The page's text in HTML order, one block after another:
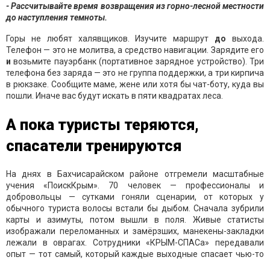
- Рассчитывайте время возвращения из горно-лесной местности
до наступления темноты.
Горы не любят халявщиков. Изучите маршрут до выхода.
Телефон — это не молитва, а средство навигации. Зарядите его
и возьмите пауэрбанк (портативное зарядное устройство). Три
телефона без заряда — это не группа поддержки, а три кирпича
в рюкзаке. Сообщите маме, жене или хотя бы чат-боту, куда вы
пошли. Иначе вас будут искать в пяти квадратах леса.
А пока туристы теряются,
спасатели тренируются
На днях в Бахчисарайском районе отгремели масштабные
учения «ПоискКрым». 70 человек — профессионалы и
добровольцы — сутками гоняли сценарии, от которых у
обычного туриста волосы встали бы дыбом. Сначала зубрили
карты и азимуты, потом вышли в поля. Живые статисты
изображали переломанных и замёрзших, манекены-закладки
лежали в оврагах. Сотрудники «КРЫМ-СПАСа» передавали
опыт — тот самый, который каждые выходные спасает чью-то